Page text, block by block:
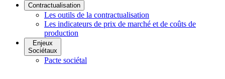
Contractualisation
Les outils de la contractualisation
Les indicateurs de prix de marché et de coûts de
production
Enjeux
Sociétaux
Pacte sociétal